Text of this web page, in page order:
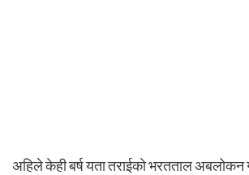
अहिले केही बर्ष यता तराईको भरतताल